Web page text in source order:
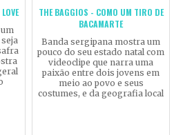
THE BAGGIOS - COMO UM TIRO DE
BACAMARTE
Banda sergipana mostra um
pouco do seu estado natal com
videoclipe que narra uma
paixão entre dois jovens em
meio ao povo e seus
costumes, e da geografia local